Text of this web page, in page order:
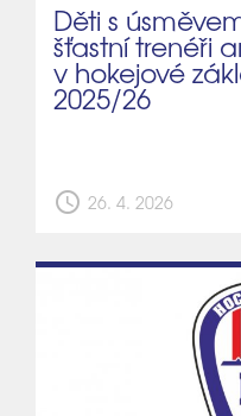
Děti s
šťastní trenéři
v hokejové
2025/26
schedule 26. 4. 2026